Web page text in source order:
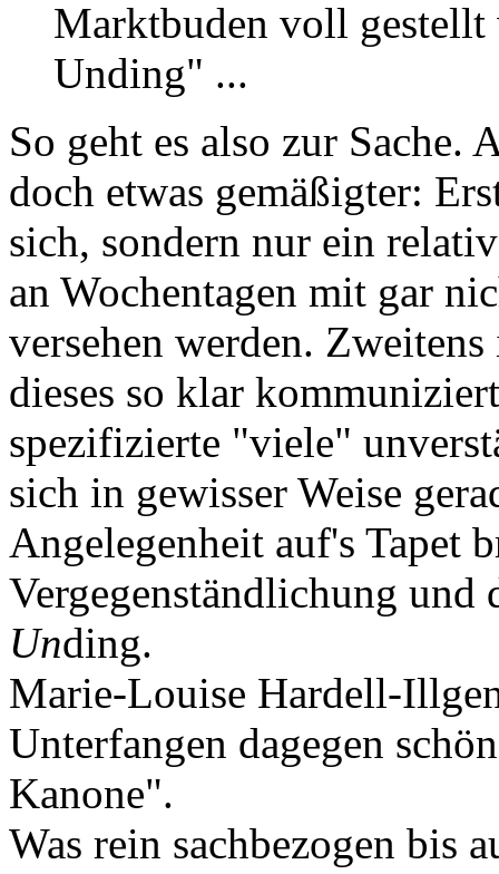
Marktbuden voll gestellt
Unding" ...
So geht es also zur Sache.
doch etwas gemäßigter:
sich, sondern nur ein
an Wochentagen mit gar
versehen werden.
dieses so klar
spezifizierte "viele"
sich in gewisser Weise
Angelegenheit auf's Tapet
Vergegenständlichung
Unding.
Marie-Louise Hardell-
Unterfangen dagegen
Kanone".
Was rein sachbezogen bis